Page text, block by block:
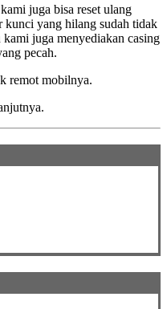
juga bisa reset ulang
kunci yang hilang sudah tidak
juga menyediakan casing
pecah.
remot mobilnya.